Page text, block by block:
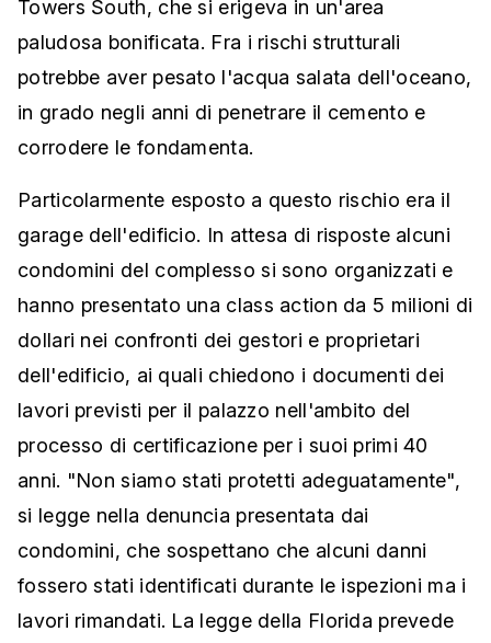
Towers South, che si erigeva in un'area
paludosa bonificata. Fra i rischi strutturali
potrebbe aver pesato l'acqua salata dell'oceano,
in grado negli anni di penetrare il cemento e
corrodere le fondamenta.
Particolarmente esposto a questo rischio era il
garage dell'edificio. In attesa di risposte alcuni
condomini del complesso si sono organizzati e
hanno presentato una class action da 5 milioni di
dollari nei confronti dei gestori e proprietari
dell'edificio, ai quali chiedono i documenti dei
lavori previsti per il palazzo nell'ambito del
processo di certificazione per i suoi primi 40
anni. "Non siamo stati protetti adeguatamente",
si legge nella denuncia presentata dai
condomini, che sospettano che alcuni danni
fossero stati identificati durante le ispezioni ma i
lavori rimandati. La legge della Florida prevede